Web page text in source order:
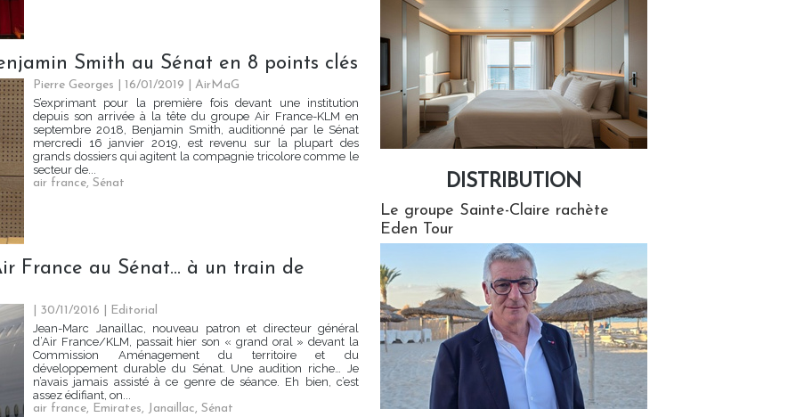
Smith au Sénat en 8 points clés
Pierre Georges | 16/01/2019
AirMaG
S’exprimant pour la première fois devant une institution
depuis son arrivée à la tête du groupe Air France-KLM en
septembre 2018, Benjamin Smith, auditionné par le Sénat
mercredi 16 janvier 2019, est revenu sur la plupart des
grands dossiers qui agitent la compagnie tricolore comme le
secteur de...
air france, Sénat
France au Sénat… à un train de
| 30/11/2016
Editorial
Jean-Marc Janaillac, nouveau patron et directeur général
d’Air France/KLM, passait hier son « grand oral » devant la
Commission Aménagement du territoire et du
développement durable du Sénat. Une audition riche… Je
n’avais jamais assisté à ce genre de séance. Eh bien, c’est
assez édifiant, on...
air france, Emirates, Janaillac, Sénat
DISTRIBUTION
Le groupe Sainte-Claire rachète
Eden Tour